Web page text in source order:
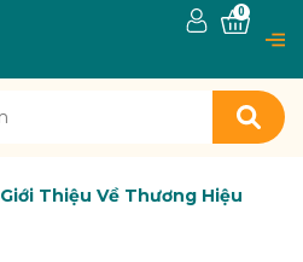
0
Giới Thiệu Về Thương Hiệu